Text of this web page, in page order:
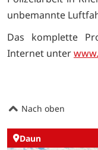
unbemannte
Das komplette
Internet unter
Nach oben
Daun